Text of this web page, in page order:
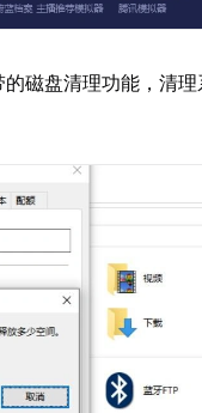
的磁盘清理功能，清